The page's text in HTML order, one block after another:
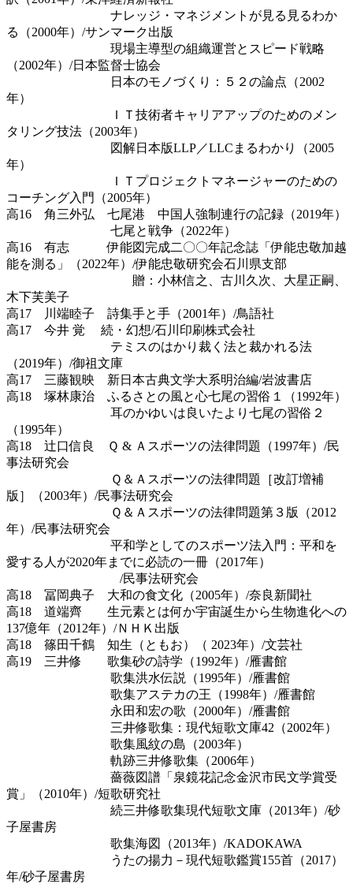
ナレッジ・マネジメントが見る見るわか
る（2000年）/サンマーク出版
現場主導型の組織運営とスピード戦略
（2002年）/日本監督士協会
日本のモノづくり：５２の論点（2002
年）
ＩＴ技術者キャリアアップのためのメン
タリング技法（2003年）
図解日本版LLP／LLCまるわかり（2005
年）
ＩＴプロジェクトマネージャーのための
コーチング入門（2005年）
高16 角三外弘 七尾港 中国人強制連行の記録（2019年）
七尾と戦争（2022年）
高16 有志 伊能図完成二〇〇年記念誌「伊能忠敬加越
能を測る」（2022年）/伊能忠敬研究会石川県支部
贈：小林信之、古川久次、大星正嗣、
木下芙美子
高17 川端睦子 詩集手と手（2001年）/鳥語社
高17 今井 覚 続・幻想/石川印刷株式会社
テミスのはかり裁く法と裁かれる法
（2019年）/御祖文庫
高17 三藤観映 新日本古典文学大系明治編/岩波書店
高18 塚林康治 ふるさとの風と心七尾の習俗１（1992年）
耳のかゆいは良いたより七尾の習俗２
（1995年）
高18 辻口信良 Ｑ & Ａスポーツの法律問題（1997年）/民
事法研究会
Ｑ＆Ａスポーツの法律問題［改訂増補
版］（2003年）/民事法研究会
Ｑ＆Ａスポーツの法律問題第３版（2012
年）/民事法研究会
平和学としてのスポーツ法入門：平和を
愛する人が2020年までに必読の一冊（2017年）
/民事法研究会
高18 冨岡典子 大和の食文化（2005年）/奈良新聞社
高18 道端齊 生元素とは何か宇宙誕生から生物進化への
137億年（2012年）/ＮＨＫ出版
高18 篠田千鶴 知生（ともお）（ 2023年）/文芸社
高19 三井修 歌集砂の詩学（1992年）/雁書館
歌集洪水伝説（1995年）/雁書館
歌集アステカの王（1998年）/雁書館
永田和宏の歌（2000年）/雁書館
三井修歌集：現代短歌文庫42（2002年）
歌集風紋の島（2003年）
軌跡三井修歌集（2006年）
薔薇図譜「泉鏡花記念金沢市民文学賞受
賞」（2010年）/短歌研究社
続三井修歌集現代短歌文庫（2013年）/砂
子屋書房
歌集海図（2013年）/KADOKAWA
うたの揚力－現代短歌鑑賞155首（2017）
年/砂子屋書房